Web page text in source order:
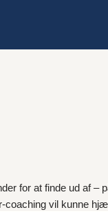
for at finde ud af –
coaching vil kunne